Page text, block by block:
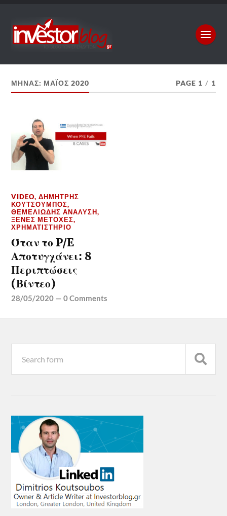
ΜΉΝΑΣ: ΜΆΙΟΣ 2020 PAGE 1 / 1
VIDEO,ΔΗΜΉΤΡΗΣ
ΚΟΥΤΣΟΥΜΠΌΣ,
ΘΕΜΕΛΙΏΔΗΣ ΑΝΆΛΥΣΗ,
ΞΈΝΕΣ ΜΕΤΟΧΈΣ,
ΧΡΗΜΑΤΙΣΤΉΡΙΟ
Όταν το P/E
Αποτυγχάνει: 8
Περιπτώσεις
(Βίντεο)
28/05/2020 —0 Comments